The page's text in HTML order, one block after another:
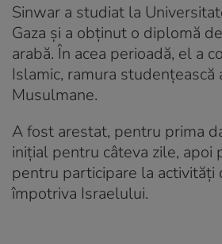
Sinwar a studiat la
Gaza și a obținut o diplomă
arabă. În acea perioadă, el a
Islamic, ramura studențească
Musulmane.
A fost arestat, pentru prima
inițial pentru câteva zile, apoi
pentru participare la activități
împotriva Israelului.